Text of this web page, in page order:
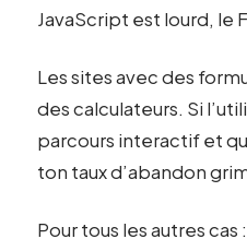
JavaScript est lourd, le
Les sites avec des
des calculateurs. Si
parcours interactif et
ton taux d’abandon
Pour tous les autres